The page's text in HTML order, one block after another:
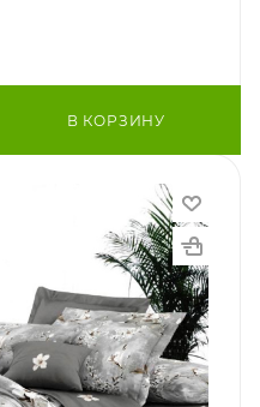
В КОРЗИНУ